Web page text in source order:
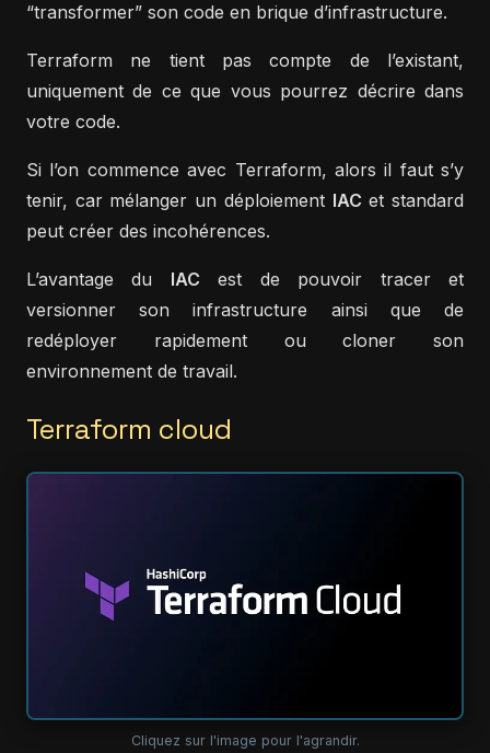
“transformer” son code en brique d’infrastructure.
Terraform ne tient pas compte de l’existant,
uniquement de ce que vous pourrez décrire dans
votre code.
Si l’on commence avec Terraform, alors il faut s’y
tenir, car mélanger un déploiement IAC et standard
peut créer des incohérences.
L’avantage du IAC est de pouvoir tracer et
versionner son infrastructure ainsi que de
redéployer rapidement ou cloner son
environnement de travail.
Terraform cloud
Cliquez sur l'image pour l'agrandir.